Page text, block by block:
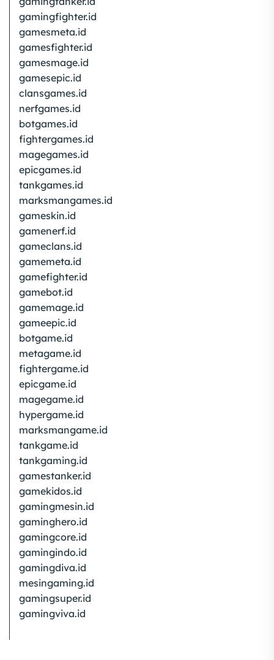
gamingfighter.id
gamesmeta.id
gamesfighter.id
gamesmage.id
gamesepic.id
clansgames.id
nerfgames.id
botgames.id
fightergames.id
magegames.id
epicgames.id
tankgames.id
marksmangames.id
gameskin.id
gamenerf.id
gameclans.id
gamemeta.id
gamefighter.id
gamebot.id
gamemage.id
gameepic.id
botgame.id
metagame.id
fightergame.id
epicgame.id
magegame.id
hypergame.id
marksmangame.id
tankgame.id
tankgaming.id
gamestanker.id
gamekidos.id
gamingmesin.id
gaminghero.id
gamingcore.id
gamingindo.id
gamingdiva.id
mesingaming.id
gamingsuper.id
gamingviva.id